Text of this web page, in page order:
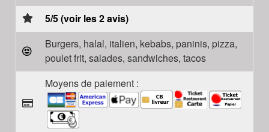
5/5 (voir les 2 avis)
Burgers, halal, italien, kebabs, paninis, pizza,
poulet frit, salades, sandwiches, tacos
Moyens de paiement :